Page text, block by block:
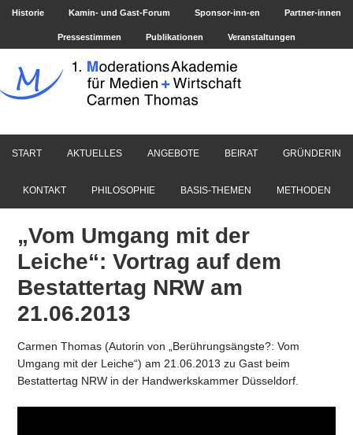
Historie Kamin- und Gast-Forum Sponsor-inn-en Partner-innen
Pressestimmen Publikationen Veranstaltungen
START AKTUELLES ANGEBOTE BEIRAT GRÜNDERIN
KONTAKT PHILOSOPHIE BASIS-THEMEN METHODEN
„Vom Umgang mit der
Leiche“: Vortrag auf dem
Bestattertag NRW am
21.06.2013
Carmen Thomas (Autorin von „Berührungsängste?: Vom
Umgang mit der Leiche“) am 21.06.2013 zu Gast beim
Bestattertag NRW in der Handwerkskammer Düsseldorf.